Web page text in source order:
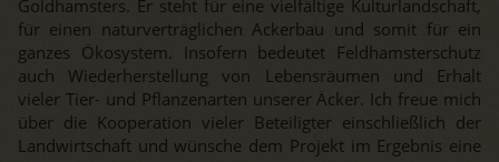
Goldhamsters. Er steht für eine vielfältige Kulturlandschaft,
für einen naturverträglichen Ackerbau und somit für ein
ganzes Ökosystem. Insofern bedeutet Feldhamsterschutz
auch Wiederherstellung von Lebensräumen und Erhalt
vieler Tier- und Pflanzenarten unserer Äcker. Ich freue mich
über die Kooperation vieler Beteiligter einschließlich der
Landwirtschaft und wünsche dem Projekt im Ergebnis eine